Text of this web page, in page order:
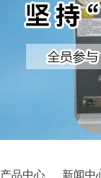
产品中心 新闻中